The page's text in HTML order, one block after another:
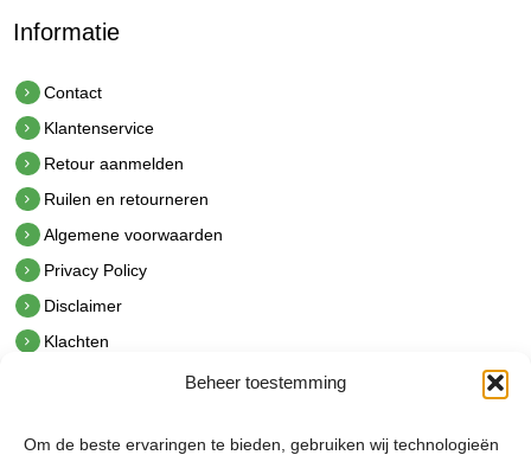
Beheer toestemming
Om de beste ervaringen te bieden, gebruiken wij technologieën
Informatie
Contact
Klantenservice
Retour aanmelden
Ruilen en retourneren
Algemene voorwaarden
Privacy Policy
Disclaimer
Klachten
hetindustriehuis B.V.